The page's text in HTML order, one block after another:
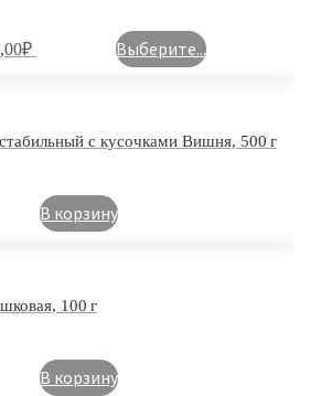
₽ Выберите...
с кусочками Вишня, 500 г
В корзину
100 г
В корзину